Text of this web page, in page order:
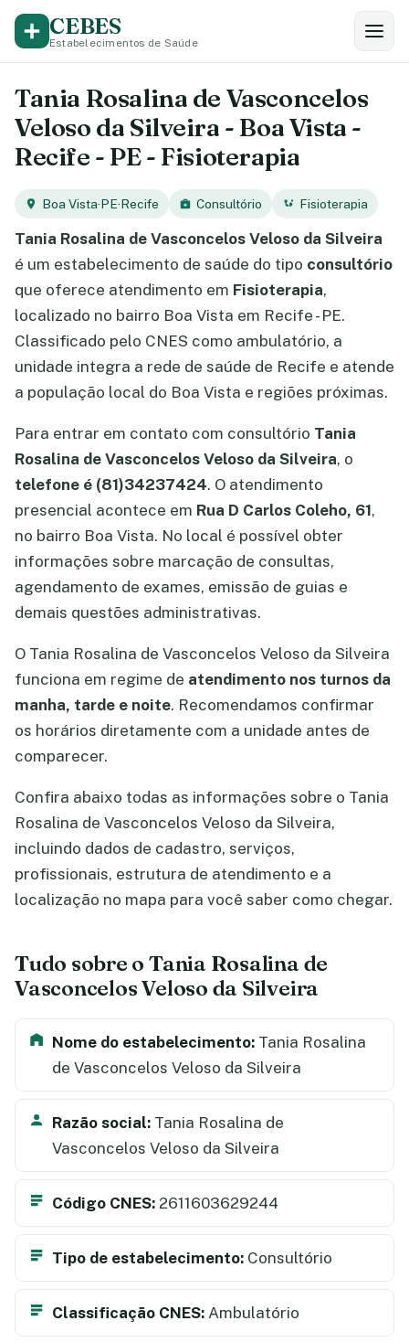
CEBES
Estabelecimentos de Saúde
Tania Rosalina de Vasconcelos
Veloso da Silveira - Boa Vista -
Recife - PE - Fisioterapia
Boa Vista·PE·Recife Consultório Fisioterapia
Tania Rosalina de Vasconcelos Veloso da Silveira
é um estabelecimento de saúde do tipo consultório
que oferece atendimento em Fisioterapia,
localizado no bairro Boa Vista em Recife - PE.
Classificado pelo CNES como ambulatório, a
unidade integra a rede de saúde de Recife e atende
a população local do Boa Vista e regiões próximas.
Para entrar em contato com consultório Tania
Rosalina de Vasconcelos Veloso da Silveira, o
telefone é (81)34237424. O atendimento
presencial acontece em Rua D Carlos Coleho, 61,
no bairro Boa Vista. No local é possível obter
informações sobre marcação de consultas,
agendamento de exames, emissão de guias e
demais questões administrativas.
O Tania Rosalina de Vasconcelos Veloso da Silveira
funciona em regime de atendimento nos turnos da
manha, tarde e noite. Recomendamos confirmar
os horários diretamente com a unidade antes de
comparecer.
Confira abaixo todas as informações sobre o Tania
Rosalina de Vasconcelos Veloso da Silveira,
incluindo dados de cadastro, serviços,
profissionais, estrutura de atendimento e a
localização no mapa para você saber como chegar.
Tudo sobre o Tania Rosalina de
Vasconcelos Veloso da Silveira
Nome do estabelecimento: Tania Rosalina
de Vasconcelos Veloso da Silveira
Razão social: Tania Rosalina de
Vasconcelos Veloso da Silveira
Código CNES: 2611603629244
Tipo de estabelecimento: Consultório
Classificação CNES: Ambulatório